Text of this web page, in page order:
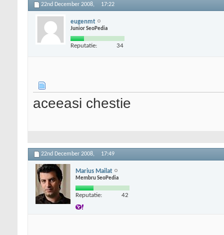
22nd December 2008, 17:22
eugenmt
Junior SeoPedia
Reputatie: 34
aceeasi chestie
22nd December 2008, 17:49
Marius Mailat
Membru SeoPedia
Reputatie: 42